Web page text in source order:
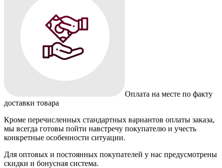
Оплата на месте по факту
доставки товара
Кроме перечисленных стандартных вариантов оплаты заказа,
мы всегда готовы пойти навстречу покупателю и учесть
конкретные особенности ситуации.
Для оптовых и постоянных покупателей у нас предусмотрены
скидки и бонусная система.